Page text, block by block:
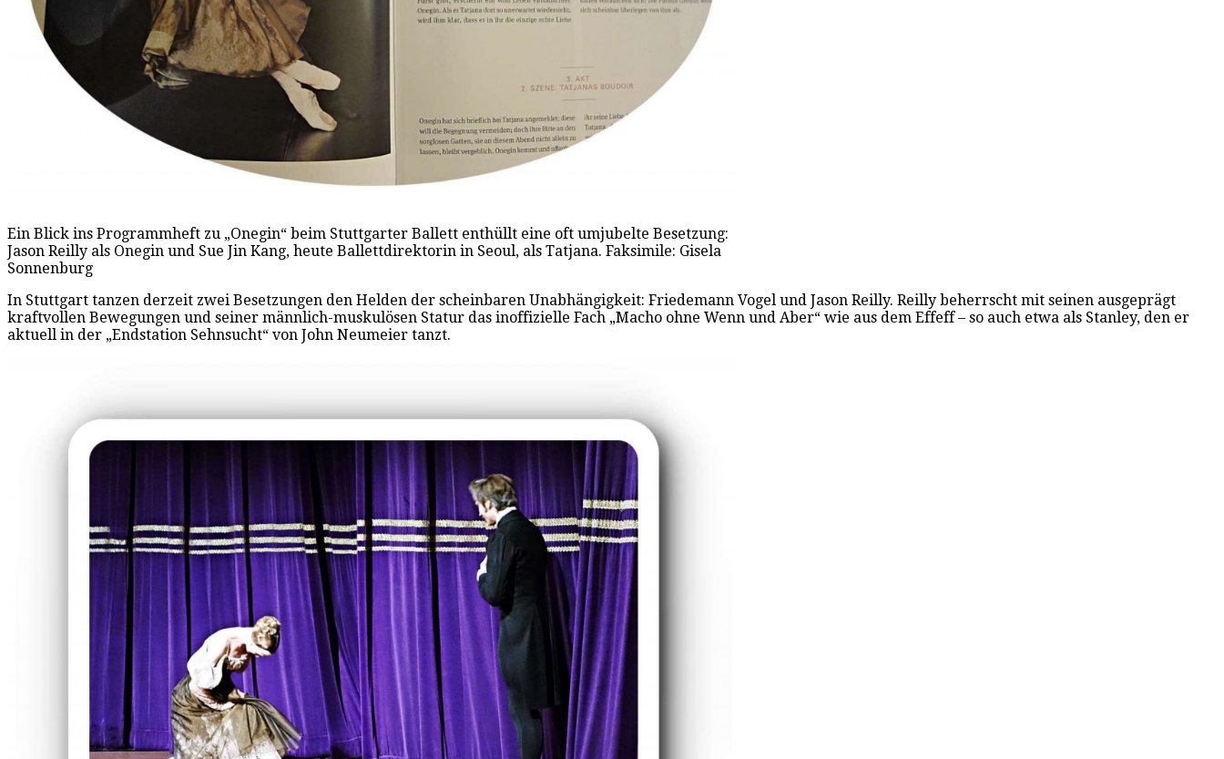
Ein Blick ins Programmheft zu „Onegin“ beim Stuttgarter Ballett enthüllt eine oft umjubelte Besetzung:
Jason Reilly als Onegin und Sue Jin Kang, heute Ballettdirektorin in Seoul, als Tatjana. Faksimile: Gisela
Sonnenburg
In Stuttgart tanzen derzeit zwei Besetzungen den Helden der scheinbaren Unabhängigkeit: Friedemann Vogel und Jason Reilly. Reilly beherrscht mit seinen ausgeprägt
kraftvollen Bewegungen und seiner männlich-muskulösen Statur das inoffizielle Fach „Macho ohne Wenn und Aber“ wie aus dem Effeff – so auch etwa als Stanley, den er
aktuell in der „Endstation Sehnsucht“ von John Neumeier tanzt.